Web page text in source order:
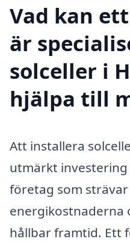
Vad kan
är
solceller i
hjälpa till
Att installera
utmärkt
företag som
energikostnaderna
hållbar framtid. Ett